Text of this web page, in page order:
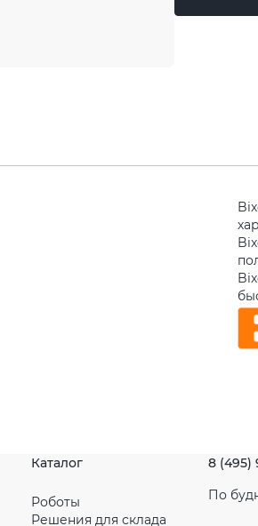
Каталог
Роботы
Решения для склада
8 (495)
По